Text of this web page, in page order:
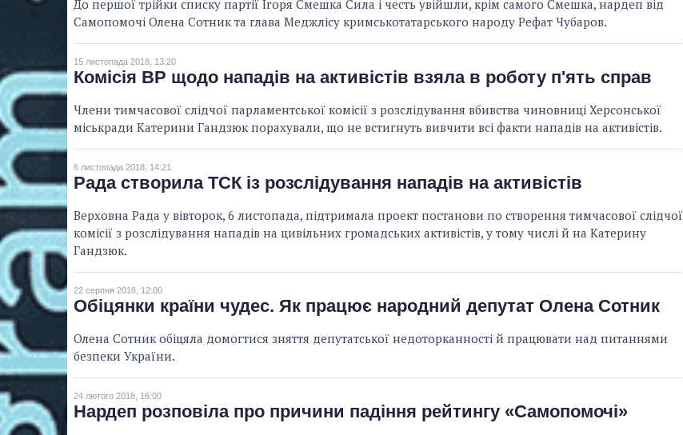
До першої трійки списку партії Ігоря Смешка Сила і честь увійшли, крім самого Смешка, нардеп від
Самопомочі Олена Сотник та глава Меджлісу кримськотатарського народу Рефат Чубаров.
15 листопада 2018, 13:20
Комісія ВР щодо нападів на активістів взяла в роботу п'ять справ
Члени тимчасової слідчої парламентської комісії з розслідування вбивства чиновниці Херсонської
міськради Катерини Гандзюк порахували, що не встигнуть вивчити всі факти нападів на активістів.
6 листопада 2018, 14:21
Рада створила ТСК із розслідування нападів на активістів
Верховна Рада у вівторок, 6 листопада, підтримала проект постанови по створення тимчасової слідчої
комісії з розслідування нападів на цивільних громадських активістів, у тому числі й на Катерину
Гандзюк.
22 серпня 2018, 12:00
Обіцянки країни чудес. Як працює народний депутат Олена Сотник
Олена Сотник обіцяла домогтися зняття депутатської недоторканності й працювати над питаннями
безпеки України.
24 лютого 2018, 16:00
Нардеп розповіла про причини падіння рейтингу «Самопомочі»